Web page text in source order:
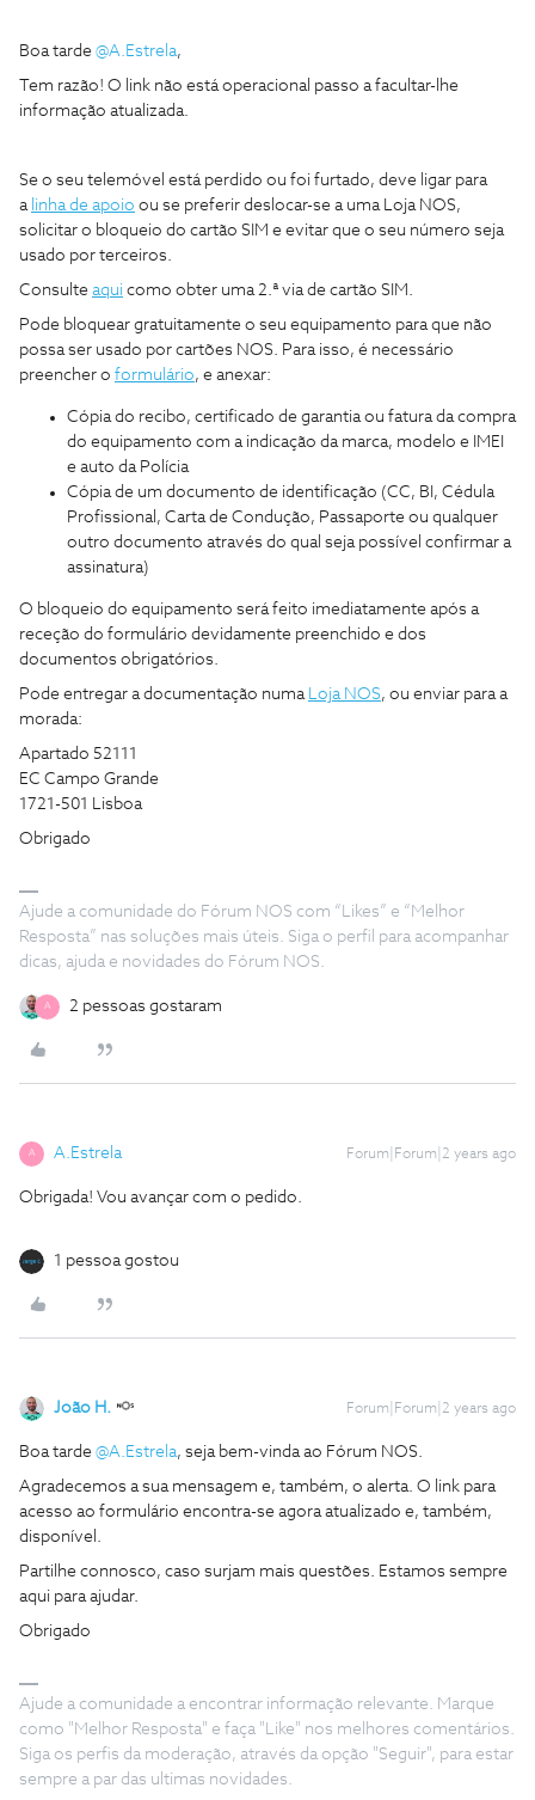
Boa tarde @A.Estrela,
Tem razão! O link não está operacional passo a facultar-lhe
informação atualizada.
Se o seu telemóvel está perdido ou foi furtado, deve ligar para
a linha de apoio ou se preferir deslocar-se a uma Loja NOS,
solicitar o bloqueio do cartão SIM e evitar que o seu número seja
usado por terceiros.
Consulte aqui como obter uma 2.ª via de cartão SIM.
Pode bloquear gratuitamente o seu equipamento para que não
possa ser usado por cartões NOS. Para isso, é necessário
preencher o formulário, e anexar:
Cópia do recibo, certificado de garantia ou fatura da compra
do equipamento com a indicação da marca, modelo e IMEI
e auto da Polícia
Cópia de um documento de identificação (CC, BI, Cédula
Profissional, Carta de Condução, Passaporte ou qualquer
outro documento através do qual seja possível confirmar a
assinatura)
O bloqueio do equipamento será feito imediatamente após a
receção do formulário devidamente preenchido e dos
documentos obrigatórios.
Pode entregar a documentação numa Loja NOS, ou enviar para a
morada:
Apartado 52111
EC Campo Grande
1721-501 Lisboa
Obrigado
Ajude a comunidade do Fórum NOS com “Likes” e “Melhor
Resposta” nas soluções mais úteis. Siga o perfil para acompanhar
dicas, ajuda e novidades do Fórum NOS.
A 2 pessoas gostaram
A A.Estrela Forum|Forum|2 years ago
Obrigada! Vou avançar com o pedido.
1 pessoa gostou
João H. Forum|Forum|2 years ago
Boa tarde @A.Estrela, seja bem-vinda ao Fórum NOS.
Agradecemos a sua mensagem e, também, o alerta. O link para
acesso ao formulário encontra-se agora atualizado e, também,
disponível.
Partilhe connosco, caso surjam mais questões. Estamos sempre
aqui para ajudar.
Obrigado
Ajude a comunidade a encontrar informação relevante. Marque
como "Melhor Resposta" e faça "Like" nos melhores comentários.
Siga os perfis da moderação, através da opção "Seguir", para estar
sempre a par das ultimas novidades.